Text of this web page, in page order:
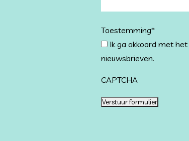
Toestemming*
Ik ga akkoord met
nieuwsbrieven.
CAPTCHA
Verstuur formulier